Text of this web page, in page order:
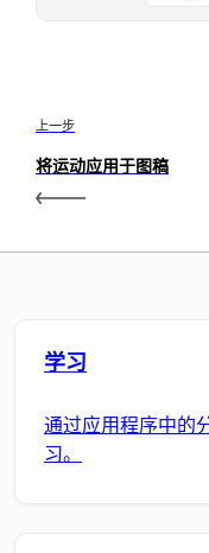
上一步
将运动应用于图稿
学习
通过应用程序中的
习。